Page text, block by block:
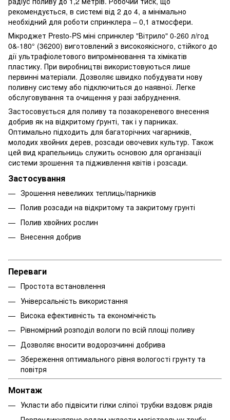
рекомендується, в системі від 2 до 4, а мінімально
необхідний для роботи спринклера – 0,1 атмосфери.
Мікроджет Presto-PS міні спринклер "Вітрило" 0-260 л/год
0&-180° (36200) виготовлений з високоякісного, стійкого до
дії ультрафіолетового випромінювання та хімікатів
пластику. При виробництві використовуються лише
первинні матеріали. Дозволяє швидко побудувати нову
поливну систему або підключиться до наявної. Легке
обслуговування та очищення у разі забруднення.
Застосовується для поливу та позакореневого внесення
добрив як на відкритому ґрунті, так і у парниках.
Оптимально підходить для багаторічних чагарників,
молодих хвойних дерев, розсади овочевих культур. Також
цей вид крапельниць служить основою для організації
системи зрошення та підживлення квітів і розсади.
Застосування
Зрошення невеликих теплиць/парників
Полив розсади на відкритому та закритому грунті
Полив хвойних рослин
Внесення добрив
Переваги
Простота встановлення
Універсальність використання
Висока ефективність та економічність
Рівномірний розподіл вологи по всій площі поливу
Дозволяє вносити водорозчинні добрива
Збереження оптимального рівня вологості грунту та
повітря
Монтаж
Укласти або підвісити гілки сліпої трубки вздовж рядів